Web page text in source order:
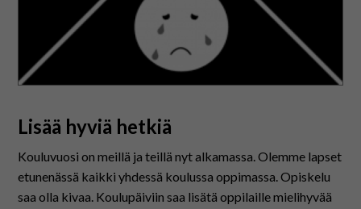
Lisää hyviä hetkiä
Kouluvuosi on meillä ja teillä nyt alkamassa. Olemme lapset
etunenässä kaikki yhdessä koulussa oppimassa. Opiskelu
saa olla kivaa. Koulupäiviin saa lisätä oppilaille mielihyvää